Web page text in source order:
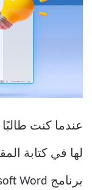
عندما كنت
لها في كتابة